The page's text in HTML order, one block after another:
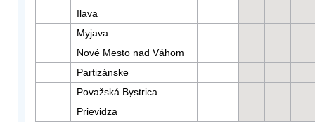
Ilava
Myjava
Nové Mesto nad Váhom
Partizánske
Považská Bystrica
Prievidza